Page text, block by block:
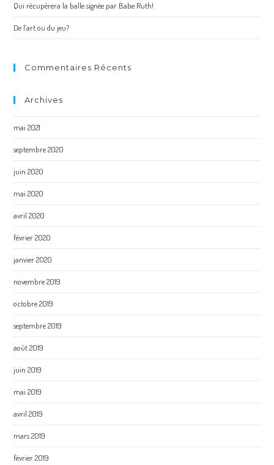
Qui récupèrera la balle signée par Babe Ruth!
De l’art ou du jeu?
Commentaires Récents
Archives
mai 2021
septembre 2020
juin 2020
mai 2020
avril 2020
février 2020
janvier 2020
novembre 2019
octobre 2019
septembre 2019
août 2019
juin 2019
mai 2019
avril 2019
mars 2019
février 2019